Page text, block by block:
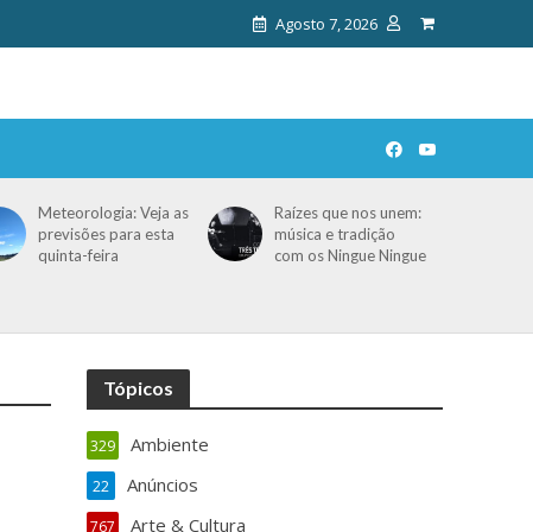
Agosto 7, 2026
Meteorologia: Veja as
previsões para esta
quinta-feira
Raízes que nos unem:
música e tradição
com os Ningue Ningue
Tópicos
Ambiente
329
Anúncios
22
Arte & Cultura
767